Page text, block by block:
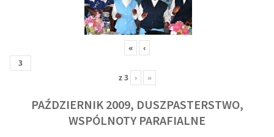
« ‹
z3 › »
PAŹDZIERNIK 2009, DUSZPASTERSTWO,
WSPÓLNOTY PARAFIALNE